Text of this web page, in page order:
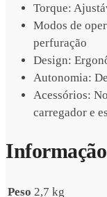
Torque:
Modos de
perfuração
Design:
Autonomia:
Acessórios:
carregador e
Peso 2,7 kg